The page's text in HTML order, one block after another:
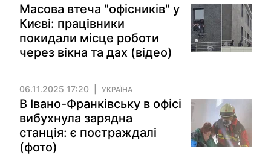
Масова втеча "офісників" у
Києві: працівники
покидали місце роботи
через вікна та дах (відео)
06.11.2025 17:20 УКРАЇНА
В Івано-Франківську в офісі
вибухнула зарядна
станція: є постраждалі
(фото)